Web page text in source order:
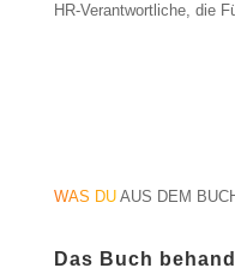
HR-Verantwortliche, die
WAS DUAUS DEM
Das Buch